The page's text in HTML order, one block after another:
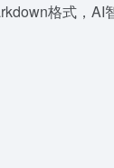
格式，AI